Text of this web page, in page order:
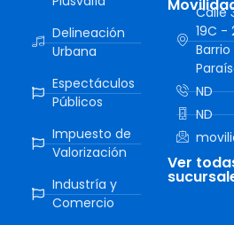
Delineación
Urbana
Espectáculos
Públicos
Impuesto de
Valorización
Industría y
Comercio
Calle
19C -
ND
ND
Ver